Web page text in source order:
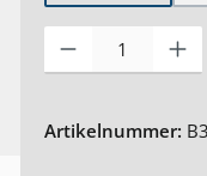
Produkt Anzahl:
Artikelnummer: